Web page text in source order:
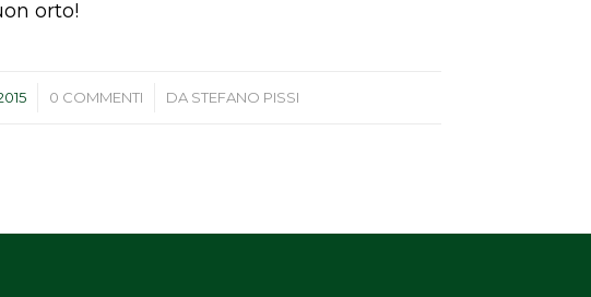
orto!
0 COMMENTI
/ DA STEFANO PISSI